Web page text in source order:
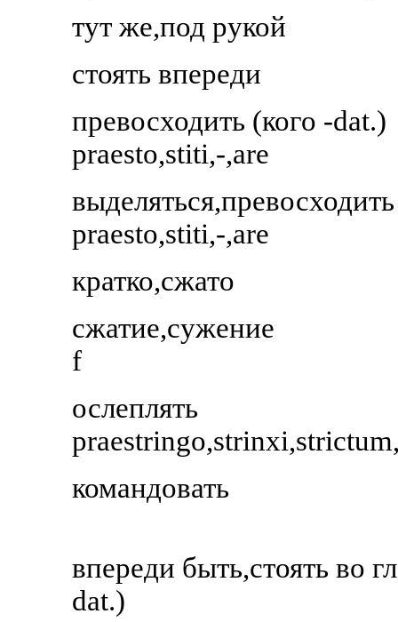
тут же,под рукой
стоять впереди
превосходить (кого -dat.)
praesto,stiti,-,are
выделяться,превосходить
praesto,stiti,-,are
кратко,сжато
сжатие,сужение
f
ослеплять
командовать
впереди быть,стоять во
dat.)